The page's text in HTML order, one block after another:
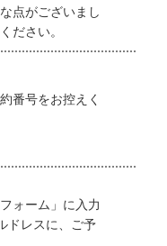
点がございまし
ださい。
番号をお控えく
ォーム」に入力
ドレスに、ご予